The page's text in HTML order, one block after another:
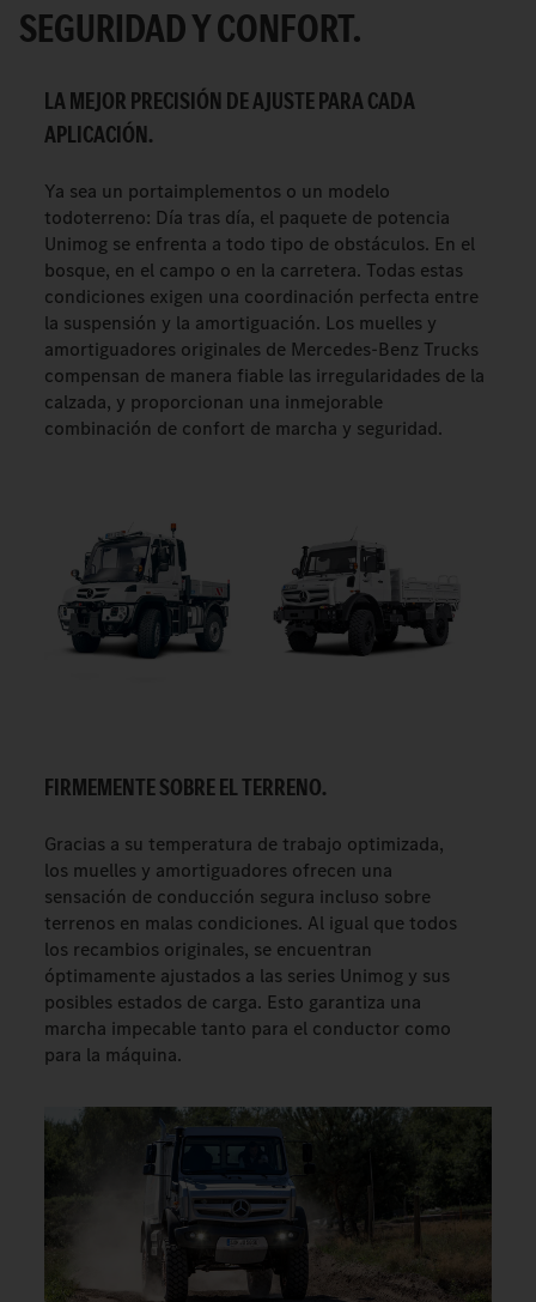
SEGURIDAD Y CONFORT.
LA MEJOR PRECISIÓN DE AJUSTE PARA CADA
APLICACIÓN.
Ya sea un portaimplementos o un modelo
todoterreno: Día tras día, el paquete de potencia
Unimog se enfrenta a todo tipo de obstáculos. En el
bosque, en el campo o en la carretera. Todas estas
condiciones exigen una coordinación perfecta entre
la suspensión y la amortiguación. Los muelles y
amortiguadores originales de Mercedes-Benz Trucks
compensan de manera fiable las irregularidades de la
calzada, y proporcionan una inmejorable
combinación de confort de marcha y seguridad.
FIRMEMENTE SOBRE EL TERRENO.
Gracias a su temperatura de trabajo optimizada,
los muelles y amortiguadores ofrecen una
sensación de conducción segura incluso sobre
terrenos en malas condiciones. Al igual que todos
los recambios originales, se encuentran
óptimamente ajustados a las series Unimog y sus
posibles estados de carga. Esto garantiza una
marcha impecable tanto para el conductor como
para la máquina.